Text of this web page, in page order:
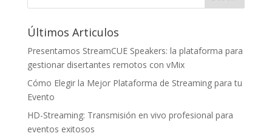
Últimos Articulos
Presentamos StreamCUE Speakers: la plataforma para
gestionar disertantes remotos con vMix
Cómo Elegir la Mejor Plataforma de Streaming para tu
Evento
HD-Streaming: Transmisión en vivo profesional para
eventos exitosos